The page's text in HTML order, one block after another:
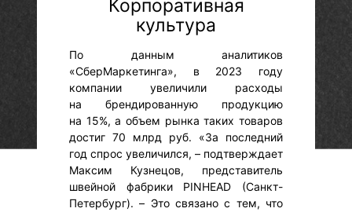
Корпоративная
культура
По данным аналитиков
«СберМаркетинга», в 2023 году
компании увеличили расходы
на брендированную продукцию
на 15%, а объем рынка таких товаров
достиг 70 млрд руб. «За последний
год спрос увеличился, – подтверждает
Максим Кузнецов, представитель
швейной фабрики PINHEAD (Санкт-
Петербург). – Это связано с тем, что